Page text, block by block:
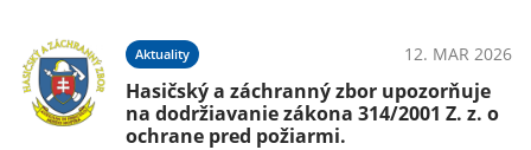
Aktuality 12. MAR 2026
Hasičský a záchranný zbor upozorňuje
na dodržiavanie zákona 314/2001 Z. z. o
ochrane pred požiarmi.